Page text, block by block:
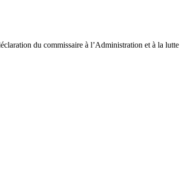
du commissaire à l’Administration et à la lutte